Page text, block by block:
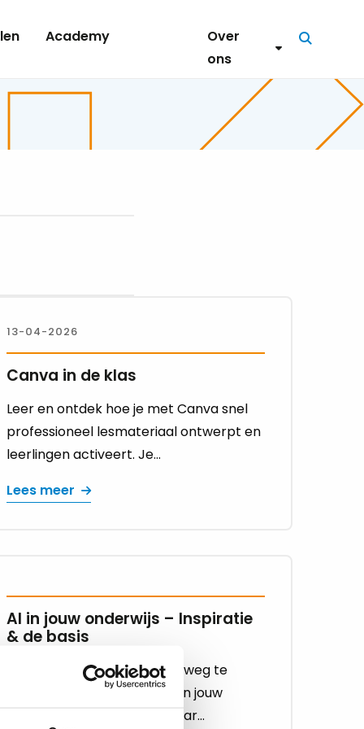
Academy
Over
ons
Zoeken
13-04-2026
Canva in de klas
Leer en ontdek hoe je met Canva snel
professioneel lesmateriaal ontwerpt en
leerlingen activeert. Je...
Lees meer
AI in jouw onderwijs – Inspiratie
& de basis
Generatieve AI is niet meer weg te
denken uit de leefwereld van jouw
leerlingen en studenten. Maar...